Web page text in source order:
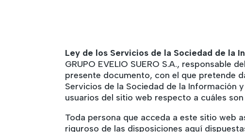
Ley de los Servicios de la Sociedad de la
GRUPO EVELIO SUERO S.A., responsable
presente documento, con el que pretende
Servicios de la Sociedad de la Información
usuarios del sitio web respecto a cuáles
Toda persona que acceda a este sitio web
riguroso de las disposiciones aquí